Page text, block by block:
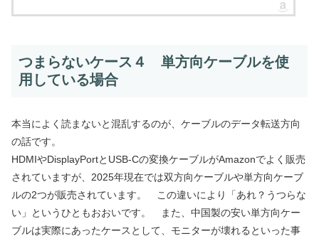
つまらないケース４ 単方向ケーブルを使
用している場合
本当によく読まないと混乱するのが、ケーブルのデータ転送方向
の話です。
HDMIやDisplayPortとUSB-Cの変換ケーブルがAmazonでよく販売
されていますが、2025年現在では双方向ケーブルや単方向ケーブ
ルの2つが販売されています。 この違いにより「あれ？うつらな
い」というひともおおいです。 また、中国製の安い単方向ケー
ブルは実際にあったケースとして、モニターが壊れるといった事